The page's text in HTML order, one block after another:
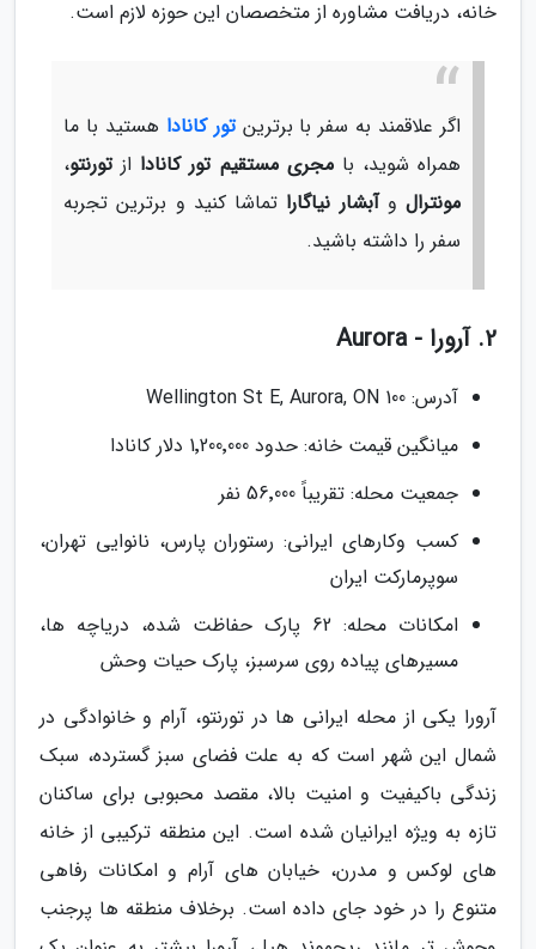
خانه، دریافت مشاوره از متخصصان این حوزه لازم است.
اگر علاقمند به سفر با برترینتور کانادا هستید با ما
همراه شوید، بامجری مستقیم تور کانادا ازتورنتو،
مونترال وآبشار نیاگارا تماشا کنید و برترین تجربه
سفر را داشته باشید.
2. آرورا - Aurora
آدرس: 100 Wellington St E, Aurora, ON
میانگین قیمت خانه: حدود 1٬200٬000 دلار کانادا
جمعیت محله: تقریباً 56٬000 نفر
کسب وکارهای ایرانی: رستوران پارس، نانوایی تهران،
سوپرمارکت ایران
امکانات محله: 62 پارک حفاظت شده، دریاچه ها،
مسیرهای پیاده روی سرسبز، پارک حیات وحش
آرورا یکی از محله ایرانی ها در تورنتو، آرام و خانوادگی در
شمال این شهر است که به علت فضای سبز گسترده، سبک
زندگی باکیفیت و امنیت بالا، مقصد محبوبی برای ساکنان
تازه به ویژه ایرانیان شده است. این منطقه ترکیبی از خانه
های لوکس و مدرن، خیابان های آرام و امکانات رفاهی
متنوع را در خود جای داده است. برخلاف منطقه ها پرجنب